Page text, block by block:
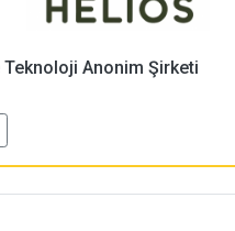
Şirketi